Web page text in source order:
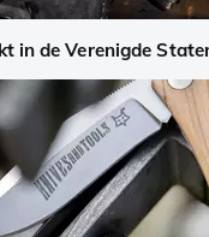
in de Verenigde